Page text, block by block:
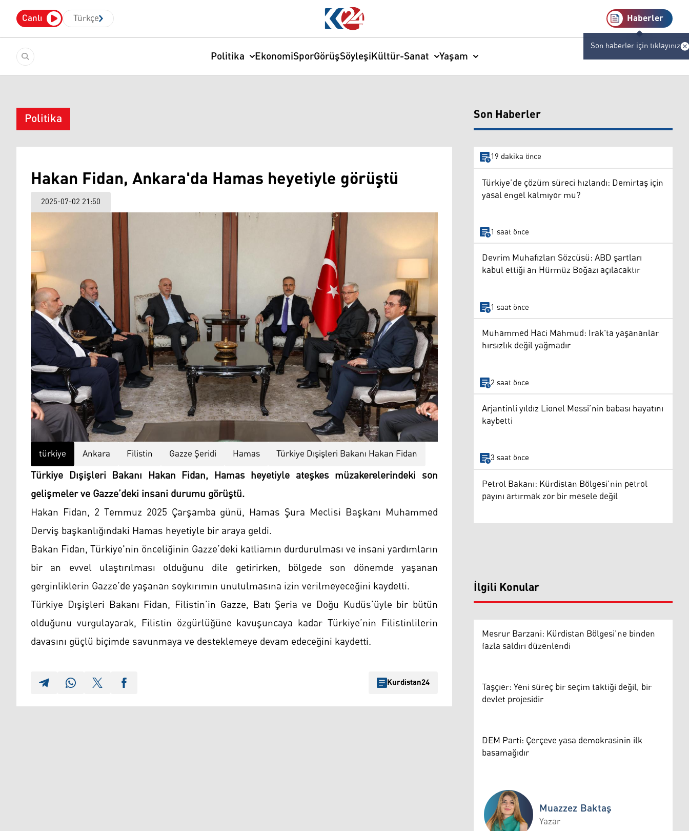
Canlı Türkçe Haberler
Son haberler için tıklayınız
Politika EkonomiSporGörüşSöyleşiKültür-Sanat Yaşam
Politika
Hakan Fidan, Ankara'da Hamas heyetiyle görüştü
2025-07-02 21:50
türkiye Ankara Filistin Gazze Şeridi Hamas Türkiye Dışişleri Bakanı Hakan Fidan
Türkiye Dışişleri Bakanı Hakan Fidan, Hamas heyetiyle ateşkes müzakerelerindeki son
gelişmeler ve Gazze’deki insani durumu görüştü.
Hakan Fidan, 2 Temmuz 2025 Çarşamba günü, Hamas Şura Meclisi Başkanı Muhammed
Derviş başkanlığındaki Hamas heyetiyle bir araya geldi.
Bakan Fidan, Türkiye'nin önceliğinin Gazze’deki katliamın durdurulması ve insani yardımların
bir an evvel ulaştırılması olduğunu dile getirirken, bölgede son dönemde yaşanan
gerginliklerin Gazze’de yaşanan soykırımın unutulmasına izin verilmeyeceğini kaydetti.
Türkiye Dışişleri Bakanı Fidan, Filistin’in Gazze, Batı Şeria ve Doğu Kudüs’üyle bir bütün
olduğunu vurgulayarak, Filistin özgürlüğüne kavuşuncaya kadar Türkiye’nin Filistinlilerin
davasını güçlü biçimde savunmaya ve desteklemeye devam edeceğini kaydetti.
Kurdistan24
Son Haberler
19 dakika önce
Türkiye’de çözüm süreci hızlandı: Demirtaş için
yasal engel kalmıyor mu?
1 saat önce
Devrim Muhafızları Sözcüsü: ABD şartları
kabul ettiği an Hürmüz Boğazı açılacaktır
1 saat önce
Muhammed Haci Mahmud: Irak'ta yaşananlar
hırsızlık değil yağmadır
2 saat önce
Arjantinli yıldız Lionel Messi’nin babası hayatını
kaybetti
3 saat önce
Petrol Bakanı: Kürdistan Bölgesi’nin petrol
payını artırmak zor bir mesele değil
İlgili Konular
Mesrur Barzani: Kürdistan Bölgesi’ne binden
fazla saldırı düzenlendi
Taşçıer: Yeni süreç bir seçim taktiği değil, bir
devlet projesidir
DEM Parti: Çerçeve yasa demokrasinin ilk
basamağıdır
Muazzez Baktaş
Yazar